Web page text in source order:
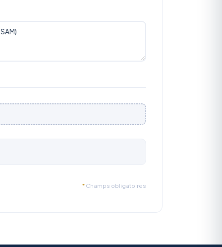
* Champs obligatoires